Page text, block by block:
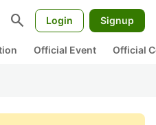
search Login Signup
Official Event Official